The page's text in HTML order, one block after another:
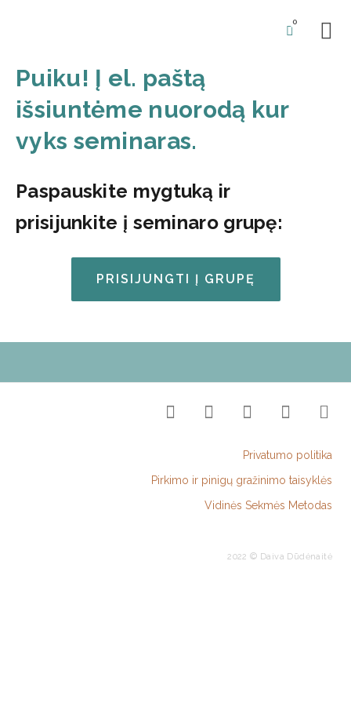
0
Puiku! Į el. paštą
išsiuntėme nuorodą kur
vyks seminaras.
Paspauskite mygtuką ir
prisijunkite į seminaro grupę:
PRISIJUNGTI Į GRUPĘ
Privatumo politika
Pirkimo ir pinigų gražinimo taisyklės
Vidinės Sekmės Metodas
2022 © Daiva Dūdėnaitė